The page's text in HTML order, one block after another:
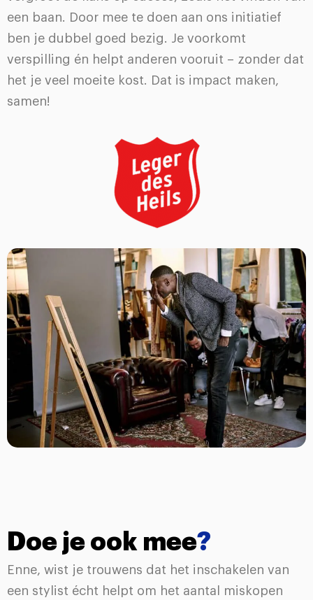
een baan. Door mee te doen aan ons initiatief
ben je dubbel goed bezig. Je voorkomt
verspilling én helpt anderen vooruit – zonder dat
het je veel moeite kost. Dat is impact maken,
samen!
Doe je ook mee?
Enne, wist je trouwens dat het inschakelen van
een stylist écht helpt om het aantal miskopen